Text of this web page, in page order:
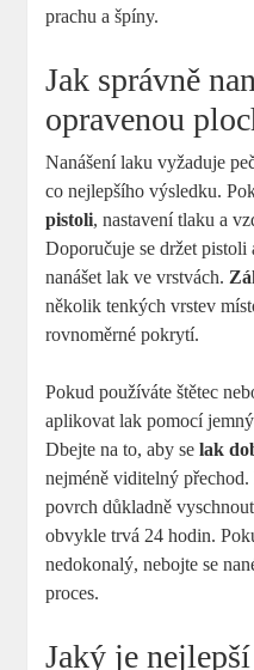
prachu a špíny.
Jak správně
opravenou
Nanášení laku vyžaduje
co nejlepšího výsledku.
pistoli, nastavení tlaku a
Doporučuje se držet pistoli
nanášet lak ve vrstvách.
několik tenkých vrstev
rovnoměrné pokrytí.
Pokud používáte štětec
aplikovat lak pomocí
Dbejte na to, aby selak
nejméně viditelný přechod.
povrch důkladně
obvykle trvá 24 hodin.
nedokonalý, nebojte se
proces.
Jaký je